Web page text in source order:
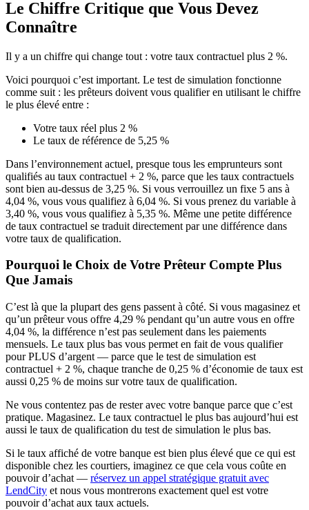
Le Chiffre Critique que Vous Devez
Connaître
Il y a un chiffre qui change tout : votre taux contractuel plus 2 %.
Voici pourquoi c’est important. Le test de simulation fonctionne
comme suit : les prêteurs doivent vous qualifier en utilisant le chiffre
le plus élevé entre :
Votre taux réel plus 2 %
Le taux de référence de 5,25 %
Dans l’environnement actuel, presque tous les emprunteurs sont
qualifiés au taux contractuel + 2 %, parce que les taux contractuels
sont bien au-dessus de 3,25 %. Si vous verrouillez un fixe 5 ans à
4,04 %, vous vous qualifiez à 6,04 %. Si vous prenez du variable à
3,40 %, vous vous qualifiez à 5,35 %. Même une petite différence
de taux contractuel se traduit directement par une différence dans
votre taux de qualification.
Pourquoi le Choix de Votre Prêteur Compte Plus
Que Jamais
C’est là que la plupart des gens passent à côté. Si vous magasinez et
qu’un prêteur vous offre 4,29 % pendant qu’un autre vous en offre
4,04 %, la différence n’est pas seulement dans les paiements
mensuels. Le taux plus bas vous permet en fait de vous qualifier
pour PLUS d’argent — parce que le test de simulation est
contractuel + 2 %, chaque tranche de 0,25 % d’économie de taux est
aussi 0,25 % de moins sur votre taux de qualification.
Ne vous contentez pas de rester avec votre banque parce que c’est
pratique. Magasinez. Le taux contractuel le plus bas aujourd’hui est
aussi le taux de qualification du test de simulation le plus bas.
Si le taux affiché de votre banque est bien plus élevé que ce qui est
disponible chez les courtiers, imaginez ce que cela vous coûte en
pouvoir d’achat — réservez un appel stratégique gratuit avec
LendCity et nous vous montrerons exactement quel est votre
pouvoir d’achat aux taux actuels.